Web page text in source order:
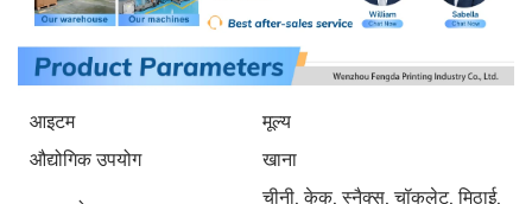
आइटम
मूल्य
औद्योगिक उपयोग
खाना
चीनी, केक, स्नैक्स, चॉकलेट, मिठाई,